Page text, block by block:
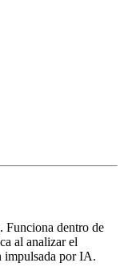
Funciona dentro de
al analizar el
impulsada por IA.